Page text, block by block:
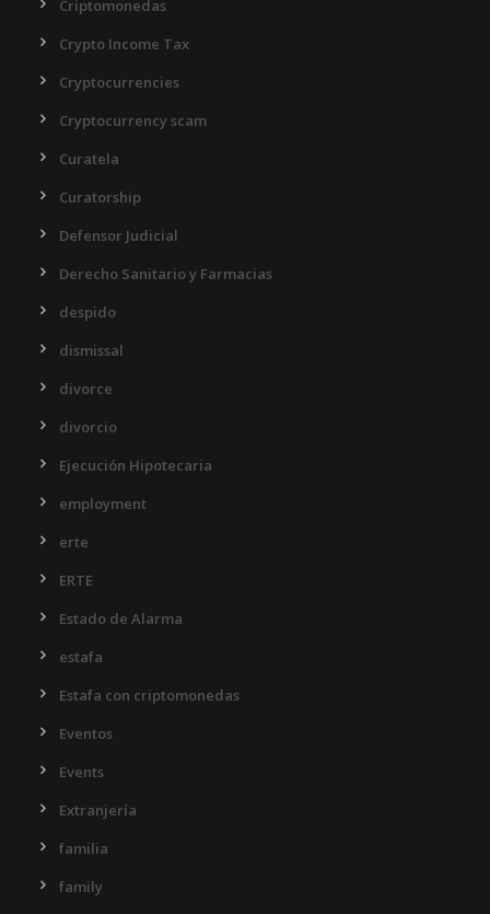
Criptomonedas
Crypto Income Tax
Cryptocurrencies
Cryptocurrency scam
Curatela
Curatorship
Defensor Judicial
Derecho Sanitario y Farmacias
despido
dismissal
divorce
divorcio
Ejecución Hipotecaria
employment
erte
ERTE
Estado de Alarma
estafa
Estafa con criptomonedas
Eventos
Events
Extranjería
familia
family